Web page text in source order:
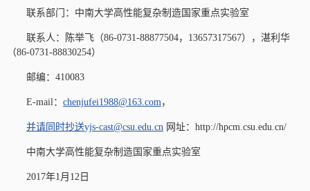
联系部门：中南大学高性能复杂制造国家重点实验室
联系人：陈举飞（86-0731-88877504，13657317567），湛利华
（86-0731-88830254）
邮编：410083
E-mail： chenjufei1988@163.com ，
并请同时抄送yjs-cast@csu.edu.cn 网址：http://hpcm.csu.edu.cn/
中南大学高性能复杂制造国家重点实验室
2017年1月12日